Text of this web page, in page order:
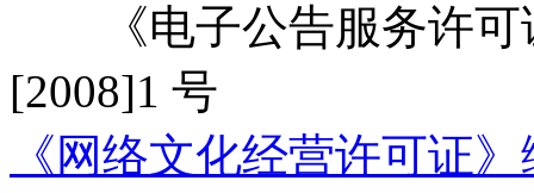
《电子公告服务许可
[2008]1 号
《网络文化经营许可证